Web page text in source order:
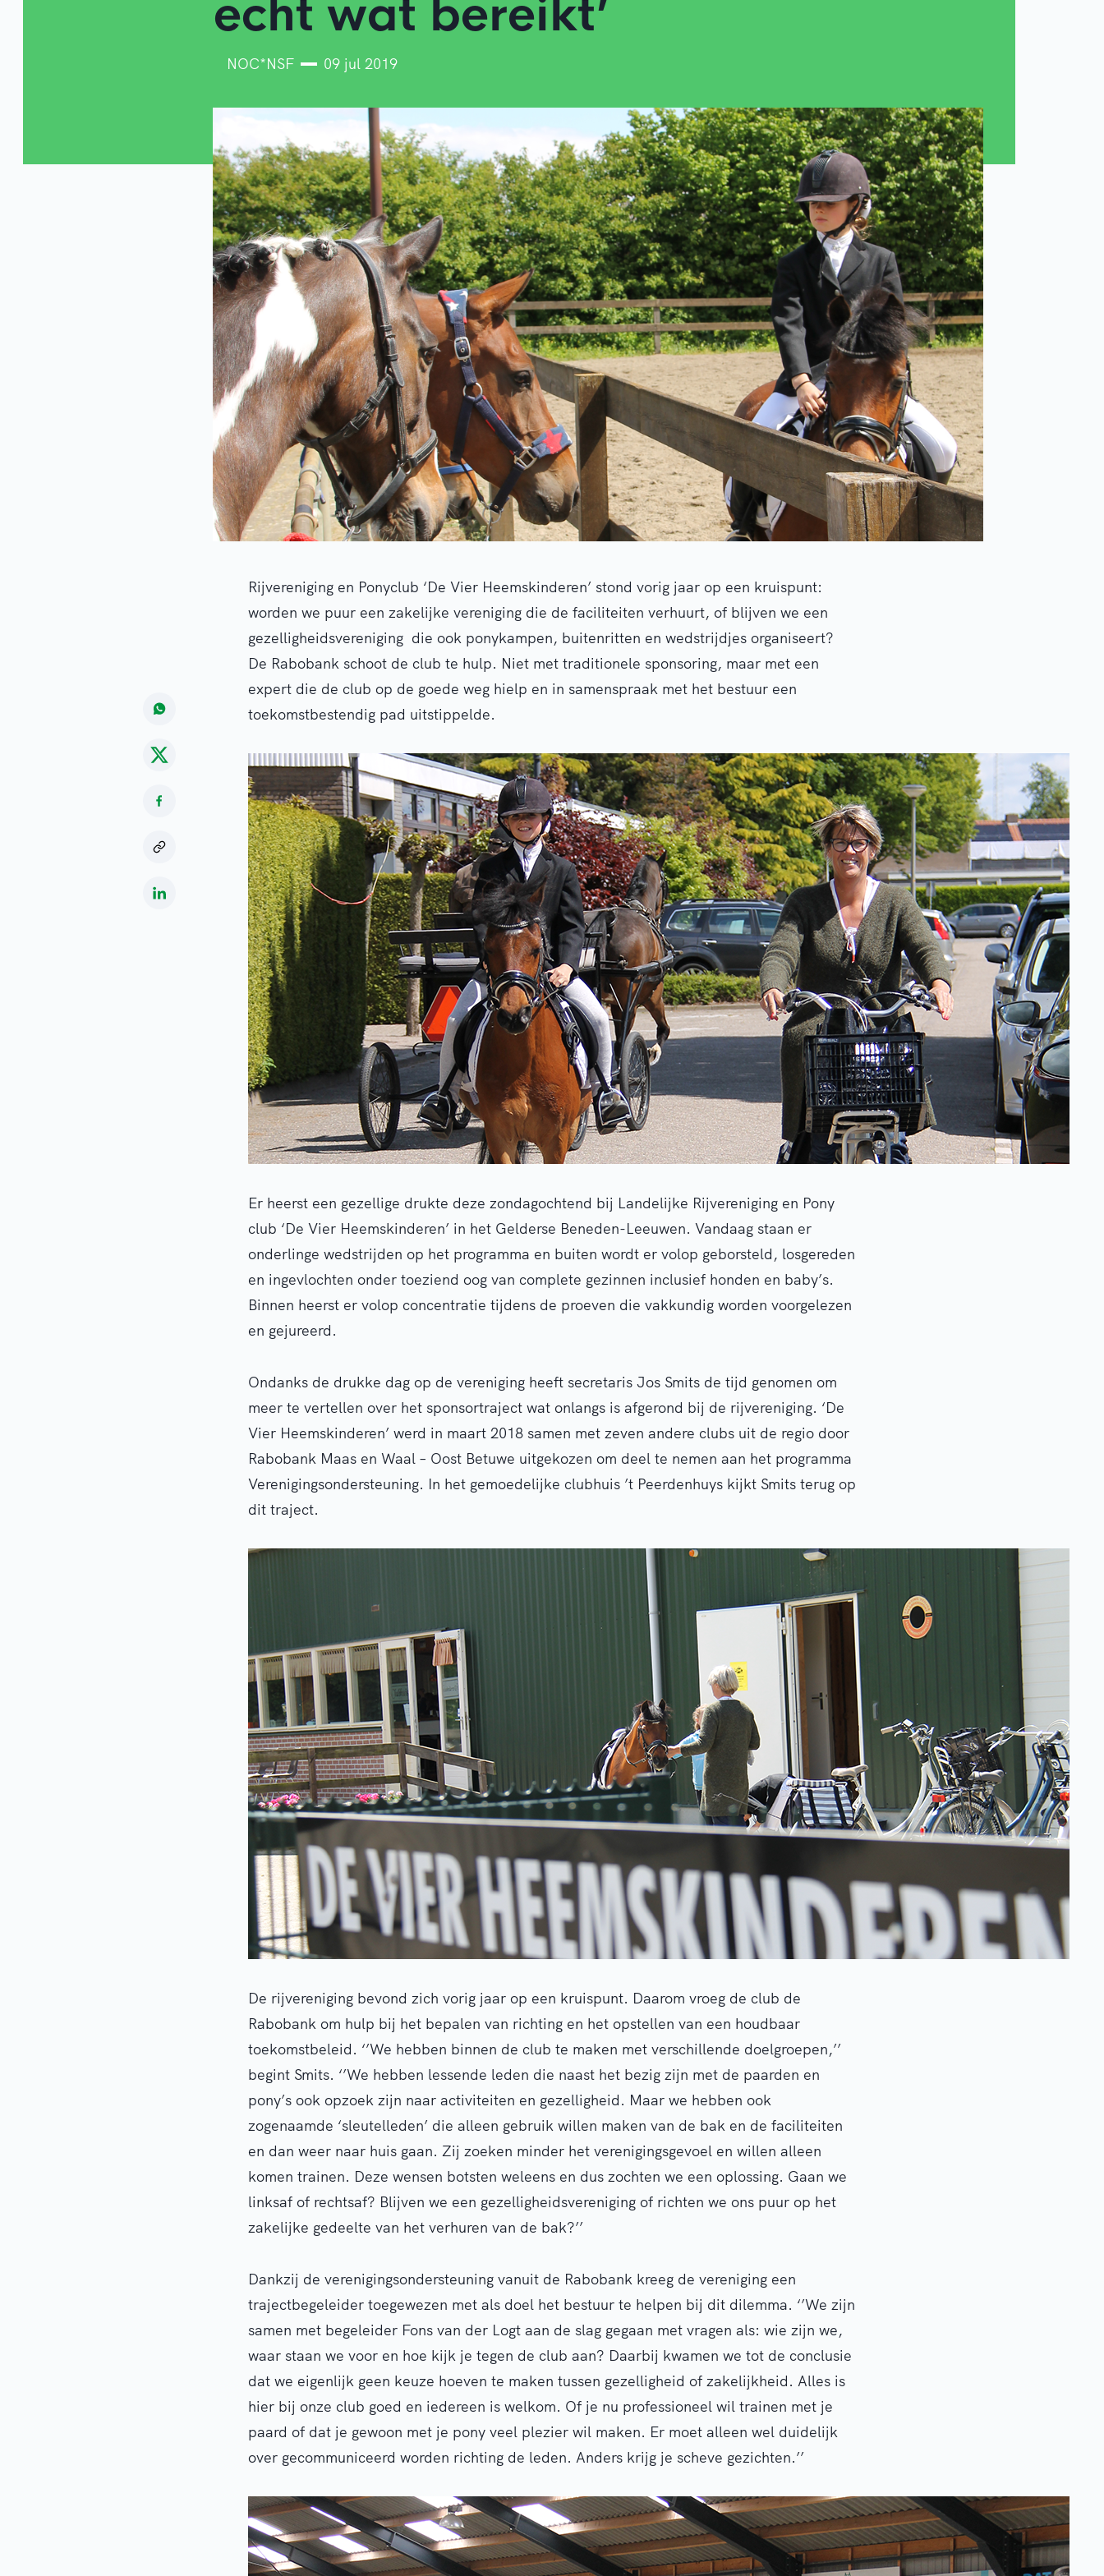
echt wat bereikt’
NOC*NSF 09 jul 2019
Rijvereniging en Ponyclub ‘De Vier Heemskinderen’ stond vorig jaar op een kruispunt:
worden we puur een zakelijke vereniging die de faciliteiten verhuurt, of blijven we een
gezelligheidsvereniging die ook ponykampen, buitenritten en wedstrijdjes organiseert?
De Rabobank schoot de club te hulp. Niet met traditionele sponsoring, maar met een
expert die de club op de goede weg hielp en in samenspraak met het bestuur een
toekomstbestendig pad uitstippelde.
Er heerst een gezellige drukte deze zondagochtend bij Landelijke Rijvereniging en Pony
club ‘De Vier Heemskinderen’ in het Gelderse Beneden-Leeuwen. Vandaag staan er
onderlinge wedstrijden op het programma en buiten wordt er volop geborsteld, losgereden
en ingevlochten onder toeziend oog van complete gezinnen inclusief honden en baby’s.
Binnen heerst er volop concentratie tijdens de proeven die vakkundig worden voorgelezen
en gejureerd.
Ondanks de drukke dag op de vereniging heeft secretaris Jos Smits de tijd genomen om
meer te vertellen over het sponsortraject wat onlangs is afgerond bij de rijvereniging. ‘De
Vier Heemskinderen’ werd in maart 2018 samen met zeven andere clubs uit de regio door
Rabobank Maas en Waal – Oost Betuwe uitgekozen om deel te nemen aan het programma
Verenigingsondersteuning. In het gemoedelijke clubhuis ’t Peerdenhuys kijkt Smits terug op
dit traject.
De rijvereniging bevond zich vorig jaar op een kruispunt. Daarom vroeg de club de
Rabobank om hulp bij het bepalen van richting en het opstellen van een houdbaar
toekomstbeleid. ‘’We hebben binnen de club te maken met verschillende doelgroepen,’’
begint Smits. ‘’We hebben lessende leden die naast het bezig zijn met de paarden en
pony’s ook opzoek zijn naar activiteiten en gezelligheid. Maar we hebben ook
zogenaamde ‘sleutelleden’ die alleen gebruik willen maken van de bak en de faciliteiten
en dan weer naar huis gaan. Zij zoeken minder het verenigingsgevoel en willen alleen
komen trainen. Deze wensen botsten weleens en dus zochten we een oplossing. Gaan we
linksaf of rechtsaf? Blijven we een gezelligheidsvereniging of richten we ons puur op het
zakelijke gedeelte van het verhuren van de bak?’’
Dankzij de verenigingsondersteuning vanuit de Rabobank kreeg de vereniging een
trajectbegeleider toegewezen met als doel het bestuur te helpen bij dit dilemma. ‘’We zijn
samen met begeleider Fons van der Logt aan de slag gegaan met vragen als: wie zijn we,
waar staan we voor en hoe kijk je tegen de club aan? Daarbij kwamen we tot de conclusie
dat we eigenlijk geen keuze hoeven te maken tussen gezelligheid of zakelijkheid. Alles is
hier bij onze club goed en iedereen is welkom. Of je nu professioneel wil trainen met je
paard of dat je gewoon met je pony veel plezier wil maken. Er moet alleen wel duidelijk
over gecommuniceerd worden richting de leden. Anders krijg je scheve gezichten.’’